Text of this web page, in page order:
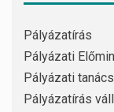
Pályázatírás
Pályázati
Pályázati
Pályázatírás